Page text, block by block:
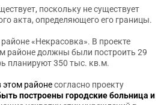
поскольку не существует
акта, определяющего его границы.
«Некрасовка». В проекте
районе должны были построить 29
планируют 350 тыс. кв.м.
этом районесогласно проекту
построены городские больница и